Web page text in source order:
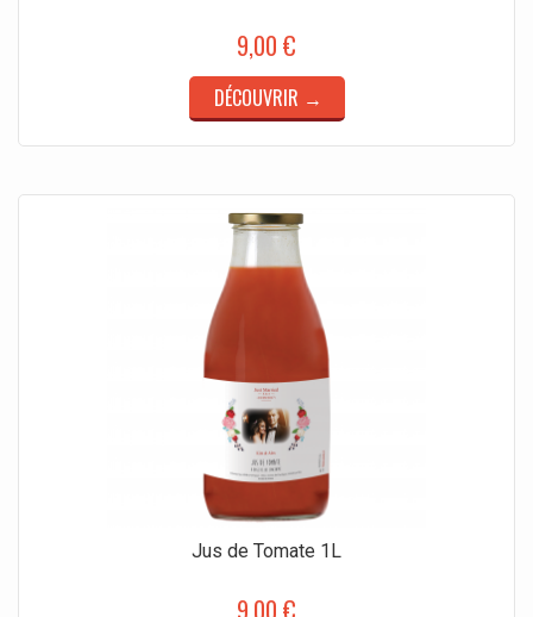
9,00 €
DÉCOUVRIR →
Jus de Tomate 1L